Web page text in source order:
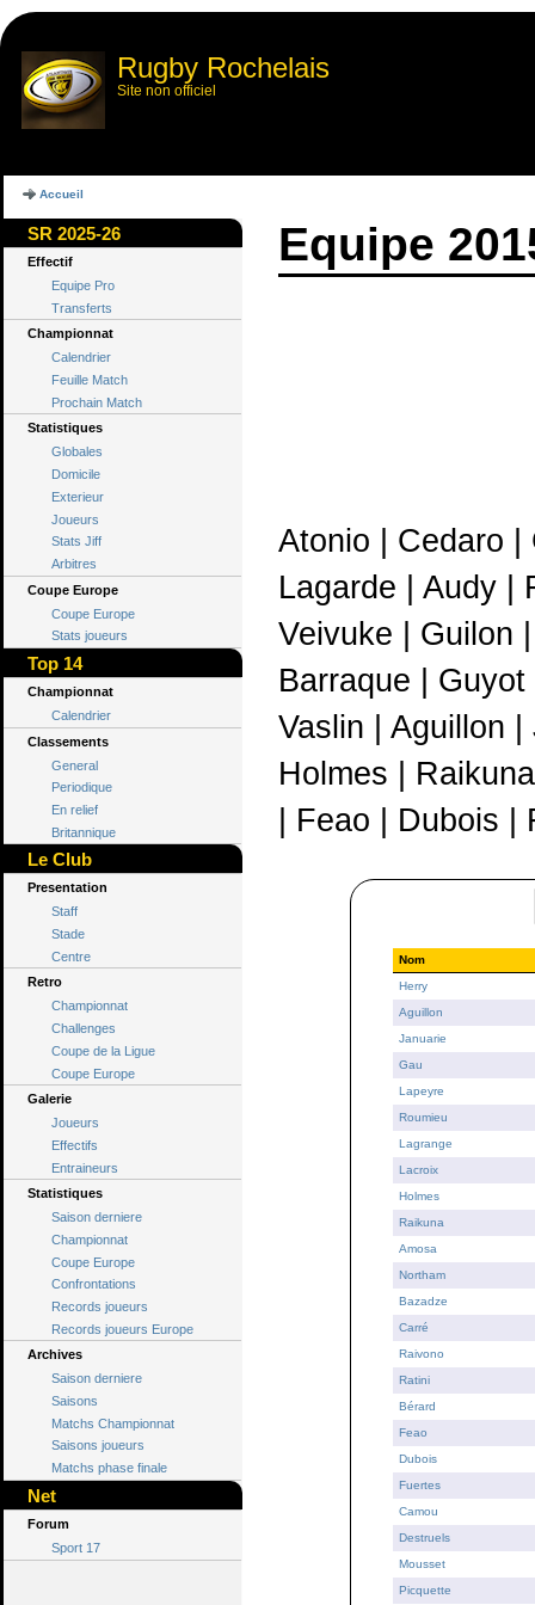
Rugby Rochelais
Site non officiel
Accueil
SR 2025-26
Effectif
Equipe Pro
Transferts
Championnat
Calendrier
Feuille Match
Prochain Match
Statistiques
Globales
Domicile
Exterieur
Joueurs
Stats Jiff
Arbitres
Coupe Europe
Coupe Europe
Stats joueurs
Top 14
Championnat
Calendrier
Classements
General
Periodique
En relief
Britannique
Le Club
Presentation
Staff
Stade
Centre
Retro
Championnat
Challenges
Coupe de la Ligue
Coupe Europe
Galerie
Joueurs
Effectifs
Entraineurs
Statistiques
Saison derniere
Championnat
Coupe Europe
Confrontations
Records joueurs
Records joueurs Europe
Archives
Saison derniere
Saisons
Matchs Championnat
Saisons joueurs
Matchs phase finale
Net
Forum
Sport 17
Equipe
Atonio | Cedaro |
Lagarde | Audy |
Veivuke | Guilon
Barraque |
Vaslin | Aguillon
Holmes |
| Feao | Dubois
Nom
Herry
Aguillon
Januarie
Gau
Lapeyre
Roumieu
Lagrange
Lacroix
Holmes
Raikuna
Amosa
Northam
Bazadze
Carré
Raivono
Ratini
Bérard
Feao
Dubois
Fuertes
Camou
Destruels
Mousset
Picquette